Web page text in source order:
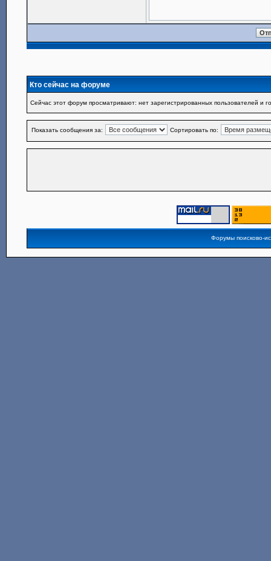
Кто сейчас на форуме
Сейчас этот форум просматривают: нет зарегистрированных пользователей и
Показать сообщения за: Сортировать по:
Форумы поисково-